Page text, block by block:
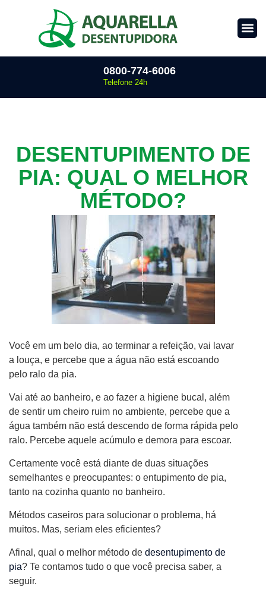
0800-774-6006
Telefone 24h
DESENTUPIMENTO DE
PIA: QUAL O MELHOR
MÉTODO?
Você em um belo dia, ao terminar a refeição, vai lavar
a louça, e percebe que a água não está escoando
pelo ralo da pia.
Vai até ao banheiro, e ao fazer a higiene bucal, além
de sentir um cheiro ruim no ambiente, percebe que a
água também não está descendo de forma rápida pelo
ralo. Percebe aquele acúmulo e demora para escoar.
Certamente você está diante de duas situações
semelhantes e preocupantes: o entupimento de pia,
tanto na cozinha quanto no banheiro.
Métodos caseiros para solucionar o problema, há
muitos. Mas, seriam eles eficientes?
Afinal, qual o melhor método de desentupimento de
pia? Te contamos tudo o que você precisa saber, a
seguir.